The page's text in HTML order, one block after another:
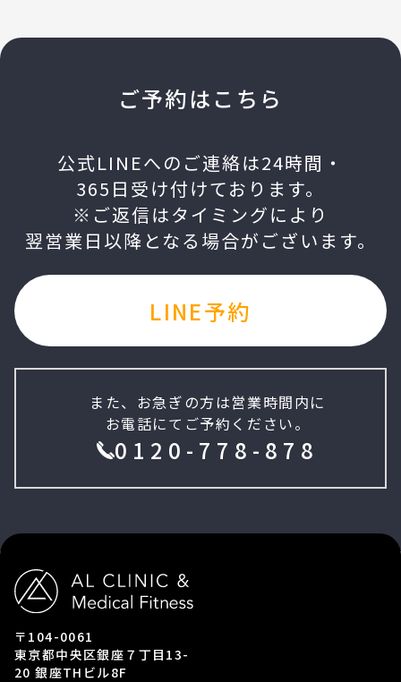
ご予約はこちら
公式LINEへのご連絡は24時間・
365日受け付けております。
※ご返信はタイミングにより
翌営業日以降となる場合がございます。
LINE予約
また、お急ぎの方は営業時間内に
お電話にてご予約ください。
0120-778-878
〒104-0061
東京都中央区銀座７丁目13-
20 銀座THビル8F